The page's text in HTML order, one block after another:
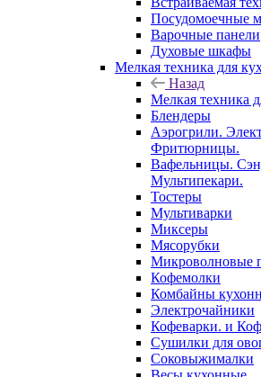
Посудомоечные
Варочные панели
Духовые шкафы
Мелкая техника для
Назад
Мелкая техника
Блендеры
Аэрогрили.
Фритюрницы.
Вафельницы.
Мультипекари.
Тостеры
Мультиварки
Миксеры
Мясорубки
Микроволновые
Кофемолки
Комбайны
Электрочайники
Кофеварки. и
Сушилки для
Соковыжималки